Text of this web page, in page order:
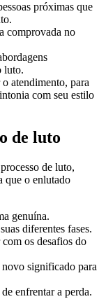
próximas que
comprovada no
luto.
atendimento, para
com seu estilo
de luto
de luto,
que o enlutado
genuína.
diferentes fases.
os desafios do
significado para
enfrentar a perda.